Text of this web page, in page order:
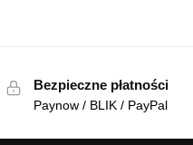
Bezpieczne płatności
Paynow / BLIK / PayPal